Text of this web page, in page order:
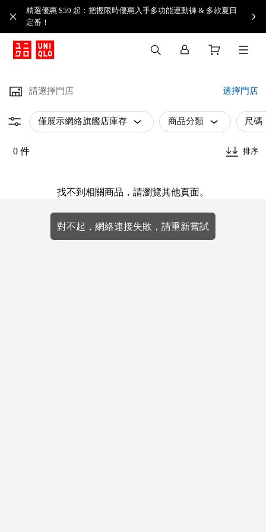
精選優惠 $59 起：把握限時優惠入手多功能運動褲 & 多款夏日
定番！​
請選擇門店 選擇門店
僅展示網絡旗艦店庫存 商品分類 尺碼
0 件 排序
找不到相關商品，請瀏覽其他頁面。
對不起，網絡連接失敗，請重新嘗試